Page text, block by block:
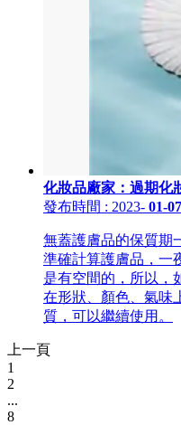
化妝品廠家：過期化
發布時間 : 2023- 01-07
無蓋護膚品的保質期
準確計算護膚品，一
是有空間的，所以，
在形狀、顏色、氣味
質，可以繼續使用。
上一頁
1
2
...
8